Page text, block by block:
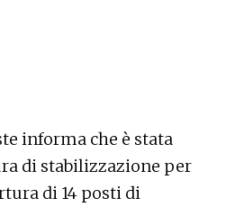
informa che è stata
di stabilizzazione per
di 14 posti di